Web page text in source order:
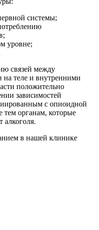
системы;
уровне;
связей между
на теле и внутренними
положительно
зависимостей
с опиоидной
тем органам, которые
в нашей клинике